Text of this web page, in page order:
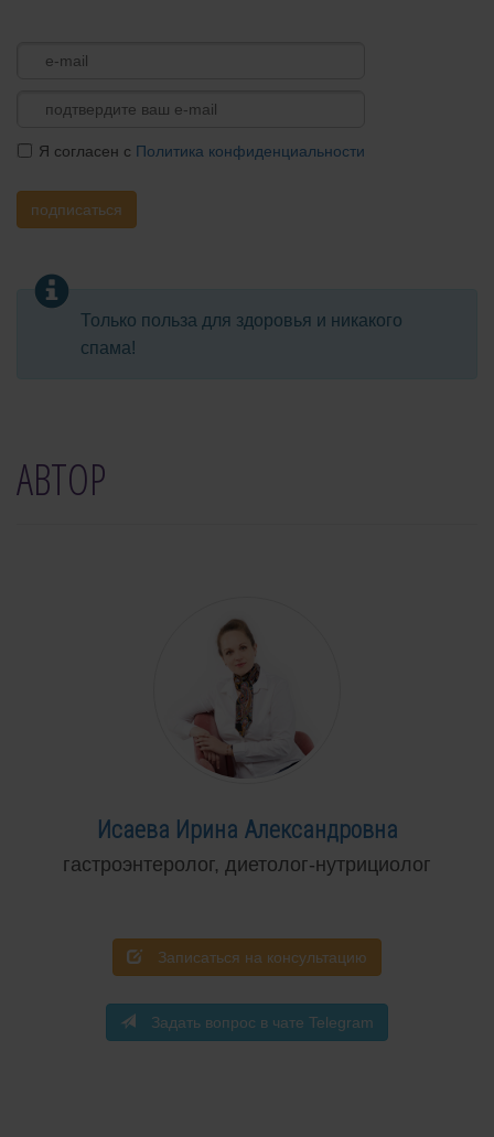
Я согласен с Политика конфиденциальности
подписаться
Только польза для здоровья и никакого
спама!
АВТОР
Исаева Ирина Александровна
гастроэнтеролог, диетолог-нутрициолог
Записаться на консультацию
Задать вопрос в чате Telegram